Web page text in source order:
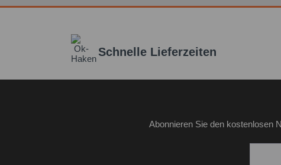
Schnelle Lieferzeiten
Abonnieren Sie den kostenlosen